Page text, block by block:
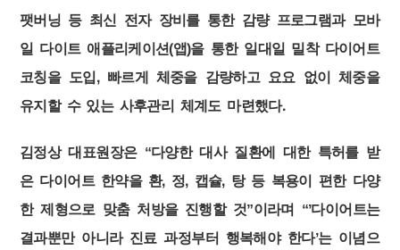
팻버닝 등 최신 전자 장비를 통한 감량 프로그램과 모바
일 다이트 애플리케이션(앱)을 통한 일대일 밀착 다이어트
코칭을 도입, 빠르게 체중을 감량하고 요요 없이 체중을
유지할 수 있는 사후관리 체계도 마련했다.
김정상 대표원장은 “다양한 대사 질환에 대한 특허를 받
은 다이어트 한약을 환, 정, 캡슐, 탕 등 복용이 편한 다양
한 제형으로 맞춤 처방을 진행할 것”이라며 “’다이어트는
결과뿐만 아니라 진료 과정부터 행복해야 한다’는 이념으